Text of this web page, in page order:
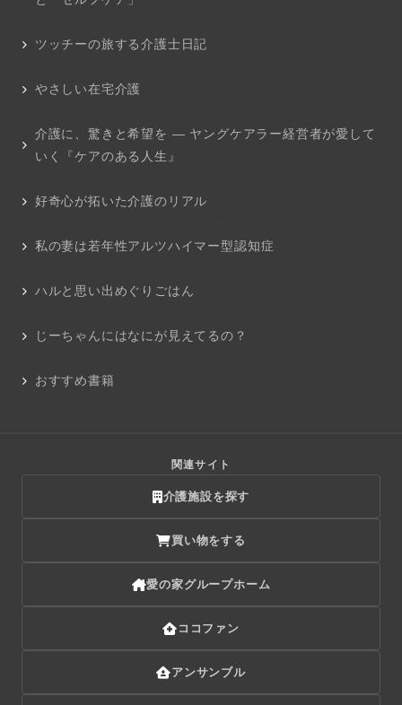
ツッチーの旅する介護士日記
やさしい在宅介護
介護に、驚きと希望を ― ヤングケアラー経営者が愛して
いく『ケアのある人生』
好奇心が拓いた介護のリアル
私の妻は若年性アルツハイマー型認知症
ハルと思い出めぐりごはん
じーちゃんにはなにが見えてるの？
おすすめ書籍
関連サイト
介護施設を探す
買い物をする
愛の家グループホーム
ココファン
アンサンブル